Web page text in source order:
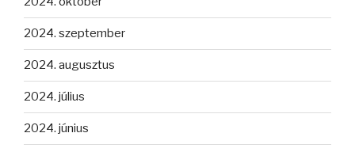
2024. szeptember
2024. augusztus
2024. július
2024. június